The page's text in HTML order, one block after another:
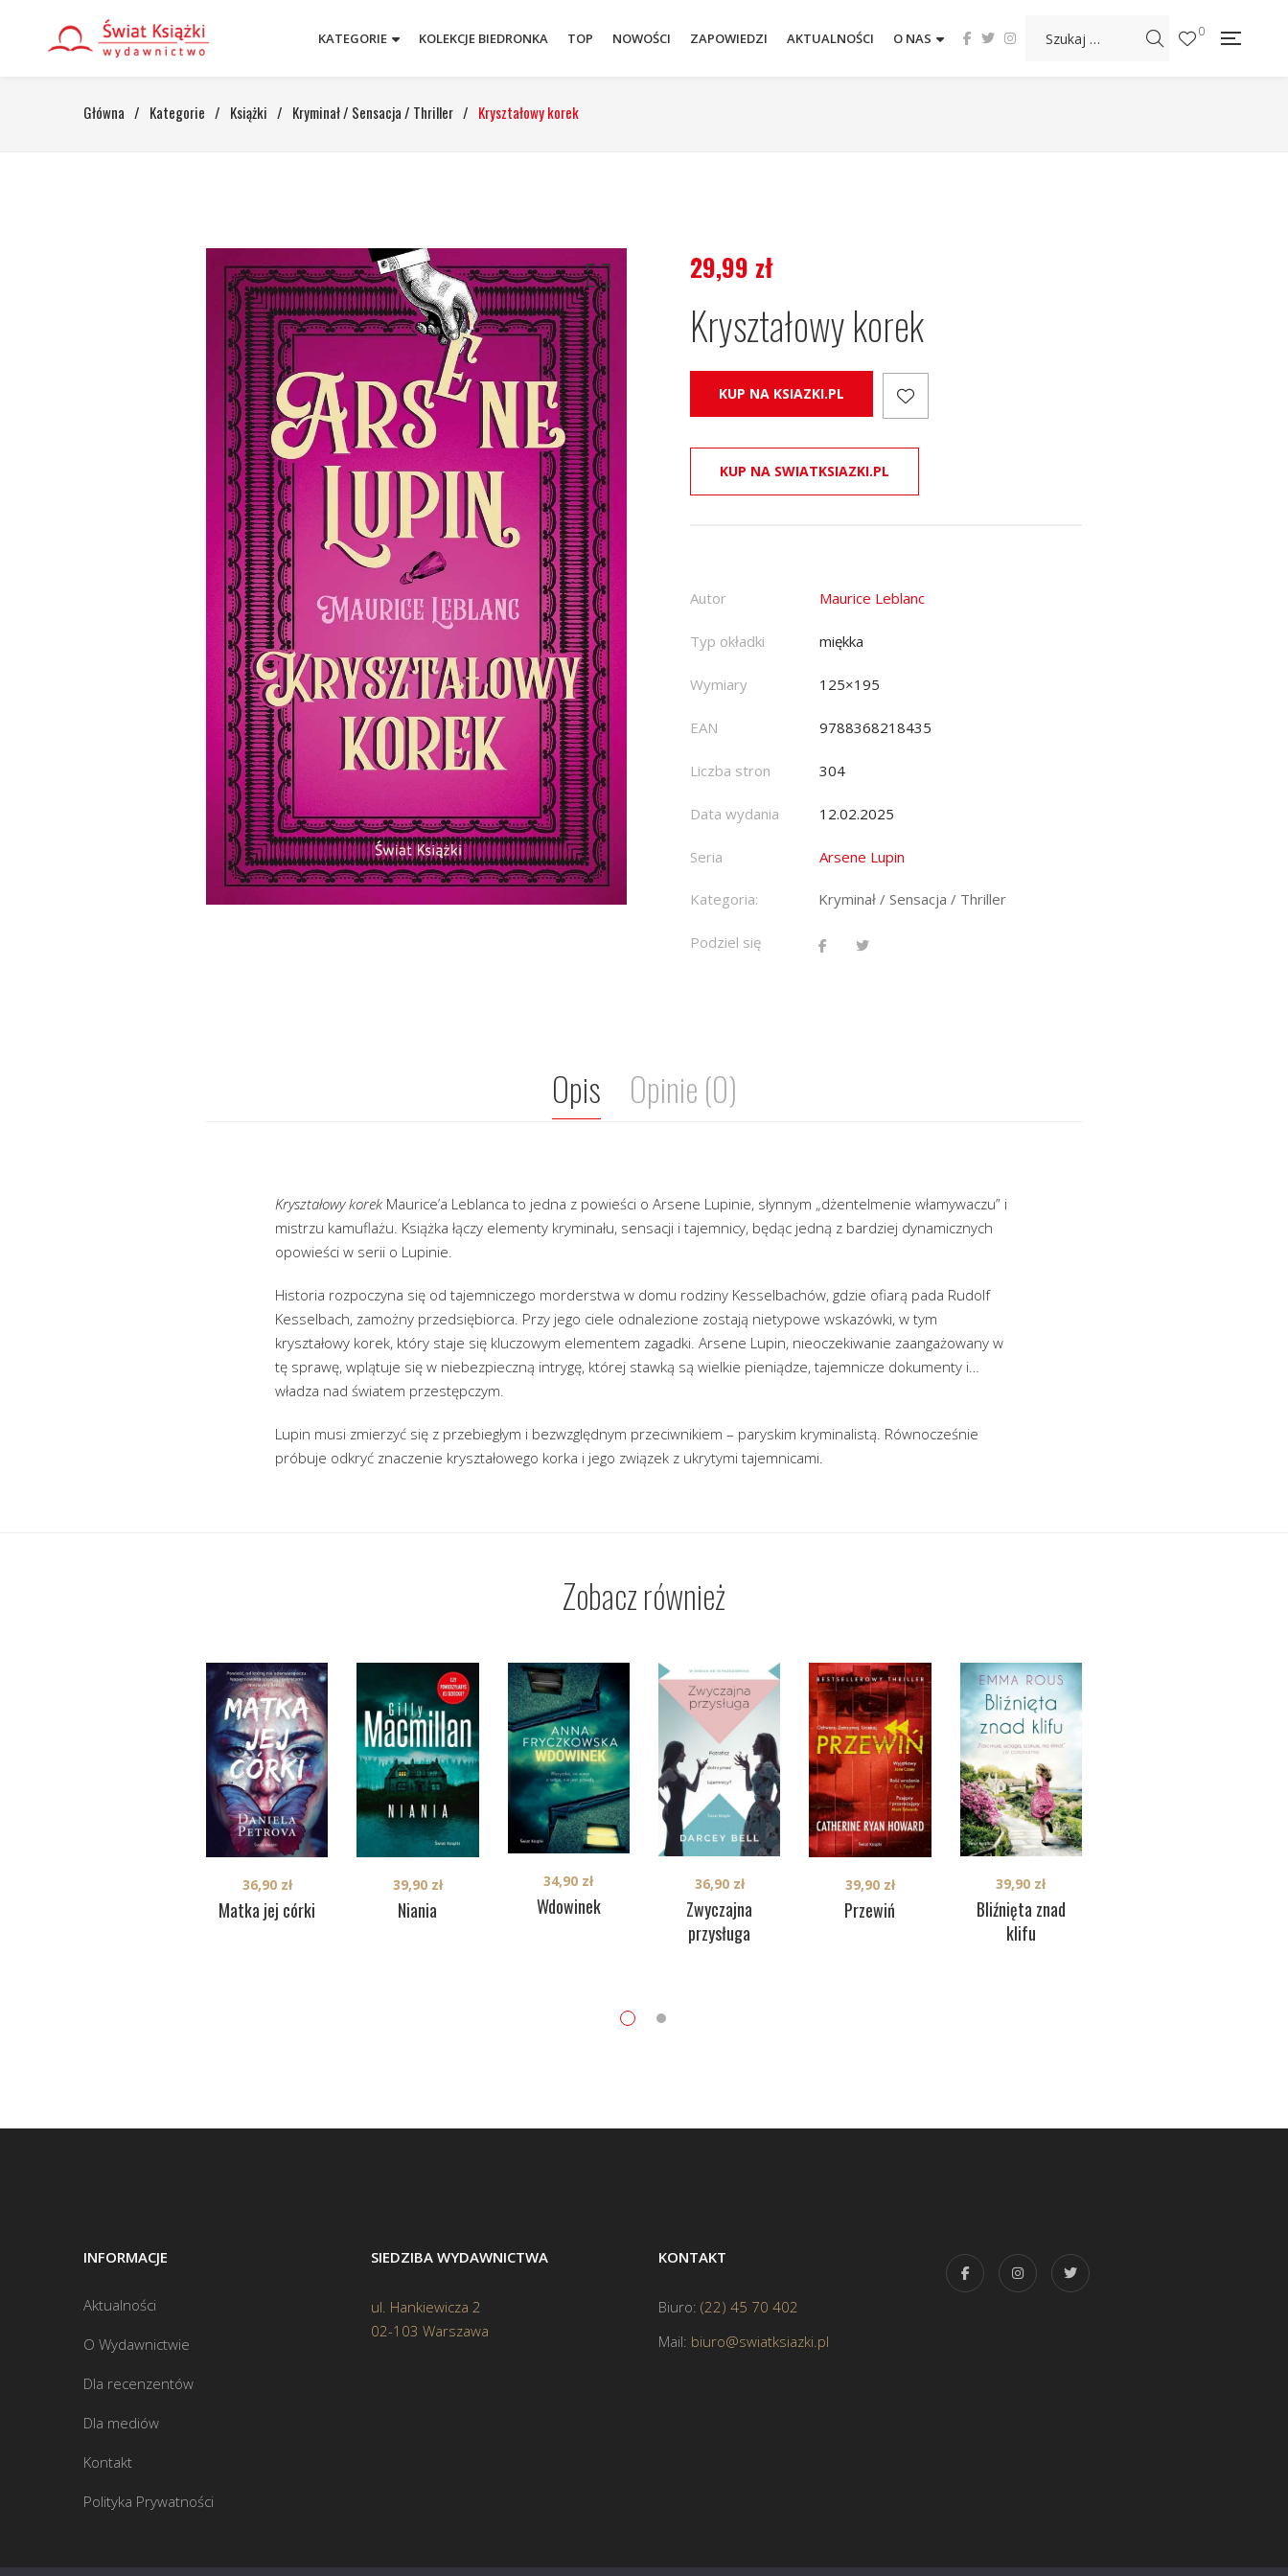
KATEGORIE KOLEKCJE BIEDRONKA TOP NOWOŚCI ZAPOWIEDZI AKTUALNOŚCI O NAS 0
Główna / Kategorie / Książki / Kryminał / Sensacja / Thriller / Kryształowy korek
29,99 zł
Kryształowy korek
KUP NA KSIAZKI.PL
KUP NA SWIATKSIAZKI.PL
Autor Maurice Leblanc
Typ okładki miękka
Wymiary 125×195
EAN 9788368218435
Liczba stron 304
Data wydania 12.02.2025
Seria Arsene Lupin
Kategoria: Kryminał / Sensacja / Thriller
Podziel się
Opis Opinie (0)
Kryształowy korek Maurice’a Leblanca to jedna z powieści o Arsene Lupinie, słynnym „dżentelmenie włamywaczu” i
mistrzu kamuflażu. Książka łączy elementy kryminału, sensacji i tajemnicy, będąc jedną z bardziej dynamicznych
opowieści w serii o Lupinie.
Historia rozpoczyna się od tajemniczego morderstwa w domu rodziny Kesselbachów, gdzie ofiarą pada Rudolf
Kesselbach, zamożny przedsiębiorca. Przy jego ciele odnalezione zostają nietypowe wskazówki, w tym
kryształowy korek, który staje się kluczowym elementem zagadki. Arsene Lupin, nieoczekiwanie zaangażowany w
tę sprawę, wplątuje się w niebezpieczną intrygę, której stawką są wielkie pieniądze, tajemnicze dokumenty i…
władza nad światem przestępczym.
Lupin musi zmierzyć się z przebiegłym i bezwzględnym przeciwnikiem – paryskim kryminalistą. Równocześnie
próbuje odkryć znaczenie kryształowego korka i jego związek z ukrytymi tajemnicami.
Zobacz również
Matka jej córki
36,90 zł
Niania
39,90 zł
Wdowinek
34,90 zł
Zwyczajna
przysługa
36,90 zł
Przewiń
39,90 zł
Bliźnięta znad
klifu
39,90 zł
INFORMACJE
Aktualności
O Wydawnictwie
Dla recenzentów
Dla mediów
Kontakt
Polityka Prywatności
SIEDZIBA WYDAWNICTWA
ul. Hankiewicza 2
02-103 Warszawa
KONTAKT
Biuro: (22) 45 70 402
Mail: biuro@swiatksiazki.pl